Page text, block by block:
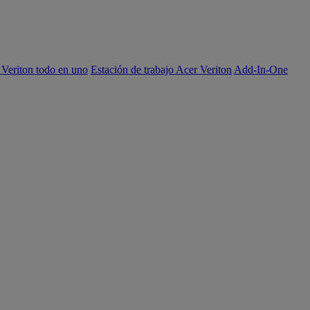
todo en uno Estación de trabajo Acer Veriton Add-In-One